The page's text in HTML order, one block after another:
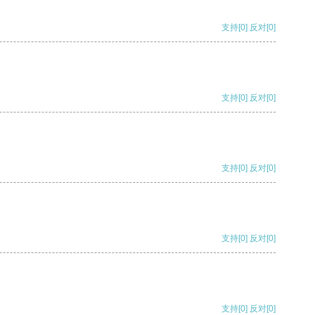
支持[0] 反对[0]
支持[0] 反对[0]
支持[0] 反对[0]
支持[0] 反对[0]
支持[0] 反对[0]